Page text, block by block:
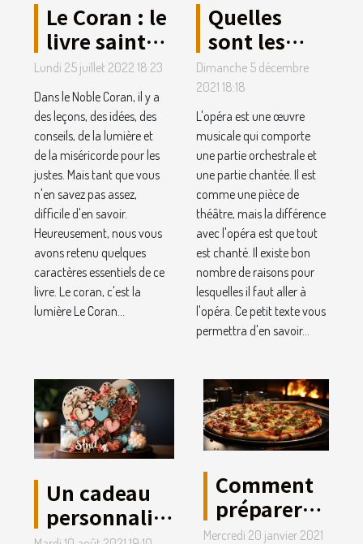
Le Coran : le
livre saint
que vous
aurez lu au
monde
Lundi 25 juillet 2022 18:23
Dans le Noble Coran, il y a
des leçons, des idées, des
conseils, de la lumière et
de la miséricorde pour les
justes. Mais tant que vous
n'en savez pas assez,
difficile d'en savoir.
Heureusement, nous vous
avons retenu quelques
caractères essentiels de ce
livre. Le coran, c'est la
lumière Le Coran...
Quelles
sont les
raisons
pour
lesquelles il
faut aller à
l'opéra ?
Dimanche 5 décembre
2021 18:18
L'opéra est une œuvre
musicale qui comporte
une partie orchestrale et
une partie chantée. Il est
comme une pièce de
théâtre, mais la différence
avec l'opéra est que tout
est chanté. Il existe bon
nombre de raisons pour
lesquelles il faut aller à
l'opéra. Ce petit texte vous
permettra d'en savoir...
Un cadeau
personnalisé
Comment
préparer
des pizzas
Mercredi 20 janvier 2021